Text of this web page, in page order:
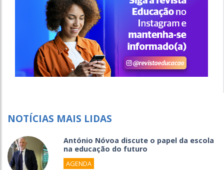
NOTÍCIAS MAIS LIDAS
António Nóvoa discute o papel da escola
na educação do futuro
AGENDA